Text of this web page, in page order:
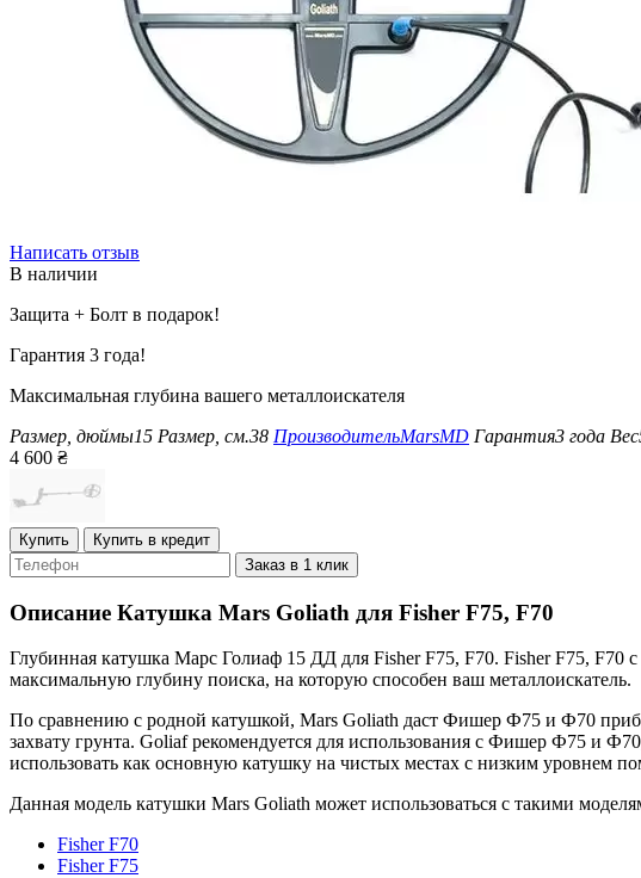
Написать отзыв
В наличии
Защита + Болт в подарок!
Гарантия 3 года!
Максимальная глубина вашего металлоискателя
Размер, дюймы15 Размер, см.38 ПроизводительMarsMD Гарантия3 года Вес
4 600 ₴
Купить
Купить в кредит
Заказ в 1 клик
Описание Катушка Mars Goliath для Fisher F75, F70
Глубинная катушка Марс Голиаф 15 ДД для Fisher F75, F70. Fisher F75, F70
максимальную глубину поиска, на которую способен ваш металлоискатель.
По сравнению с родной катушкой, Mars Goliath даст Фишер Ф75 и Ф70
захвату грунта. Goliaf рекомендуется для использования с Фишер Ф75 и
использовать как основную катушку на чистых местах с низким уровнем
Данная модель катушки Mars Goliath может использоваться с такими
Fisher F70
Fisher F75